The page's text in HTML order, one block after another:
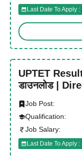
Last Date To Apply :
UPTET
डाउनलोड |
Job Post:
Qualification:
Job Salary:
Last Date To Apply :